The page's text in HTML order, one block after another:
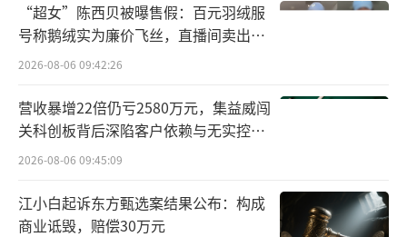
“超女”陈西贝被曝售假：百元羽绒服
号称鹅绒实为廉价飞丝，直播间卖出超
百万元
2026-08-06 09:42:26
营收暴增22倍仍亏2580万元，集益威闯
关科创板背后深陷客户依赖与无实控人
困局
2026-08-06 09:45:09
江小白起诉东方甄选案结果公布：构成
商业诋毁，赔偿30万元